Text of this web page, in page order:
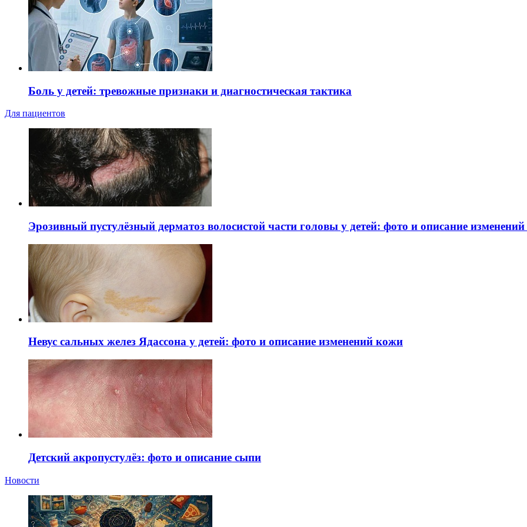
Боль у детей: тревожные признаки и диагностическая тактика
Для пациентов
Эрозивный пустулёзный дерматоз волосистой части головы у детей: фото и описание
Невус сальных желез Ядассона у детей: фото и описание изменений кожи
Детский акропустулёз: фото и описание сыпи
Новости